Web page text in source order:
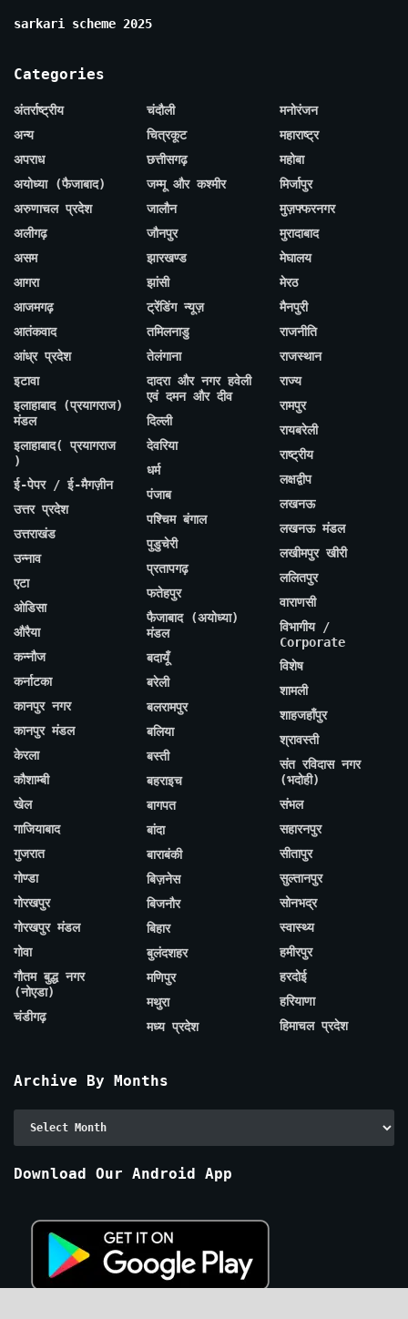
sarkari scheme 2025
Categories
अंतर्राष्ट्रीय
अन्य
अपराध
अयोध्या (फैजाबाद)
अरुणाचल प्रदेश
अलीगढ़
असम
आगरा
आजमगढ़
आतंकवाद
आंध्र प्रदेश
इटावा
इलाहाबाद (प्रयागराज)
मंडल
इलाहाबाद( प्रयागराज
)
ई-पेपर / ई-मैगज़ीन
उत्तर प्रदेश
उत्तराखंड
उन्नाव
एटा
ओडिसा
औरैया
कन्नौज
कर्नाटका
कानपुर नगर
कानपुर मंडल
केरला
कौशाम्बी
खेल
गाजियाबाद
गुजरात
गोण्डा
गोरखपुर
गोरखपुर मंडल
गोवा
गौतम बुद्ध नगर
(नोएडा)
चंडीगढ़
चंदौली
चित्रकूट
छत्तीसगढ़
जम्मू और कश्मीर
जालौन
जौनपुर
झारखण्ड
झांसी
ट्रेंडिंग न्यूज़
तमिलनाडु
तेलंगाना
दादरा और नगर हवेली
एवं दमन और दीव
दिल्ली
देवरिया
धर्म
पंजाब
पश्चिम बंगाल
पुडुचेरी
प्रतापगढ़
फतेहपुर
फैजाबाद (अयोध्या)
मंडल
बदायूँ
बरेली
बलरामपुर
बलिया
बस्ती
बहराइच
बागपत
बांदा
बाराबंकी
बिज़नेस
बिजनौर
बिहार
बुलंदशहर
मणिपुर
मथुरा
मध्य प्रदेश
मनोरंजन
महाराष्ट्र
महोबा
मिर्जापुर
मुज़फ्फरनगर
मुरादाबाद
मेघालय
मेरठ
मैनपुरी
राजनीति
राजस्थान
राज्य
रामपुर
रायबरेली
राष्ट्रीय
लक्षद्वीप
लखनऊ
लखनऊ मंडल
लखीमपुर खीरी
ललितपुर
वाराणसी
विभागीय /
Corporate
विशेष
शामली
शाहजहाँपुर
श्रावस्ती
संत रविदास नगर
(भदोही)
संभल
सहारनपुर
सीतापुर
सुल्तानपुर
सोनभद्र
स्वास्थ्य
हमीरपुर
हरदोई
हरियाणा
हिमाचल प्रदेश
Archive By Months
Archive
Download Our Android App